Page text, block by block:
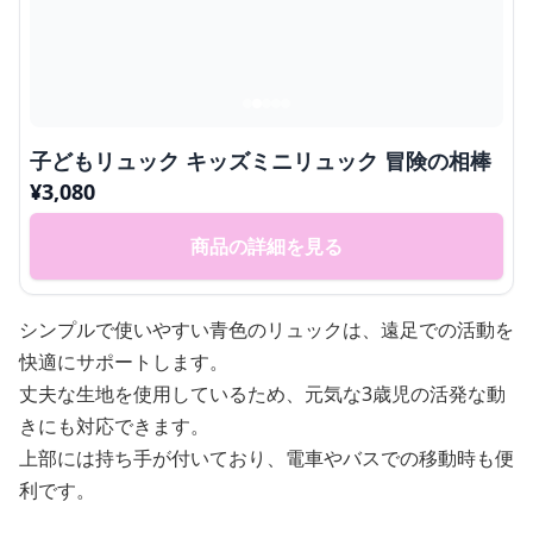
子どもリュック キッズミニリュック 冒険の相棒
¥3,080
商品の詳細を見る
シンプルで使いやすい青色のリュックは、遠足での活動を
快適にサポートします。
丈夫な生地を使用しているため、元気な3歳児の活発な動
きにも対応できます。
上部には持ち手が付いており、電車やバスでの移動時も便
利です。